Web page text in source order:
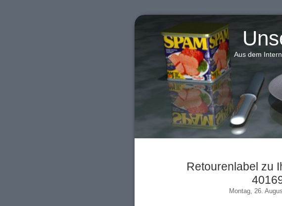
Aus dem
Retourenlabel zu
Montag, 26.